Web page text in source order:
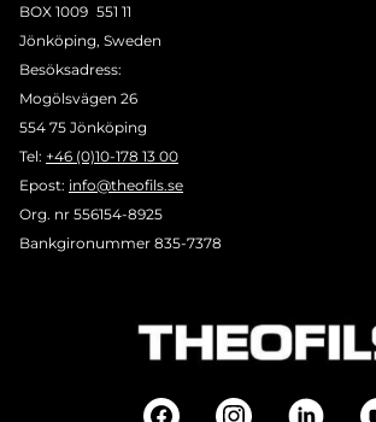
BOX 1009 551 11
Jönköping, Sweden
Besöksadress:
Mogölsvägen 26
554 75 Jönköping
Tel: +46 (0)10-178 13 00
Epost: info@theofils.se
Org. nr 556154-8925
Bankgironummer 835-7378